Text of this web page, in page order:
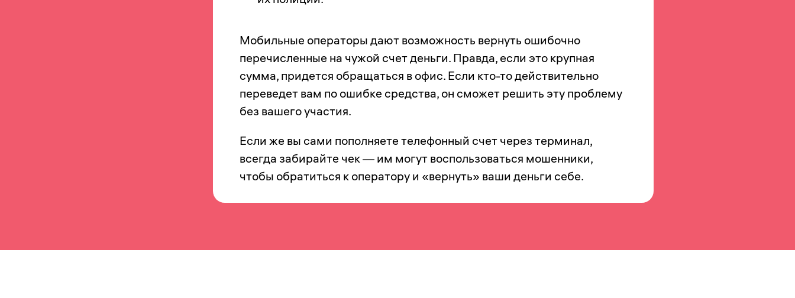
Мобильные операторы дают возможность вернуть ошибочно
перечисленные на чужой счет деньги. Правда, если это крупная
сумма, придется обращаться в офис. Если кто-то действительно
переведет вам по ошибке средства, он сможет решить эту проблему
без вашего участия.
Если же вы сами пополняете телефонный счет через терминал,
всегда забирайте чек — им могут воспользоваться мошенники,
чтобы обратиться к оператору и «вернуть» ваши деньги себе.